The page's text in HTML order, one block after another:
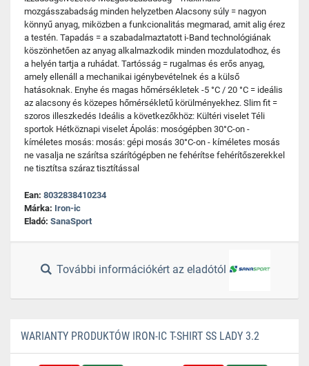
mozgásszabadság minden helyzetben Alacsony súly = nagyon
könnyű anyag, miközben a funkcionalitás megmarad, amit alig érez
a testén. Tapadás = a szabadalmaztatott i-Band technológiának
köszönhetően az anyag alkalmazkodik minden mozdulatodhoz, és
a helyén tartja a ruhádat. Tartósság = rugalmas és erős anyag,
amely ellenáll a mechanikai igénybevételnek és a külső
hatásoknak. Enyhe és magas hőmérsékletek -5 °C / 20 °C = ideális
az alacsony és közepes hőmérsékletű körülményekhez. Slim fit =
szoros illeszkedés Ideális a következőkhöz: Kültéri viselet Téli
sportok Hétköznapi viselet Ápolás: mosógépben 30°C-on -
kíméletes mosás: mosás: gépi mosás 30°C-on - kíméletes mosás
ne vasalja ne szárítsa szárítógépben ne fehérítse fehérítőszerekkel
ne tisztítsa száraz tisztítással
Ean: 8032838410234
Márka: Iron-ic
Eladó: SanaSport
További információkért az eladótól
WARIANTY PRODUKTÓW IRON-IC T-SHIRT SS LADY 3.2